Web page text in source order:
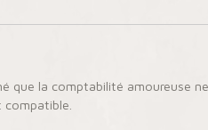
que la comptabilité amoureuse